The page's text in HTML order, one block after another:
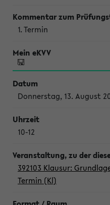
1. Termin
Donnerstag, 13. August
10-12
392103 Klausur:
Termin (Kl)